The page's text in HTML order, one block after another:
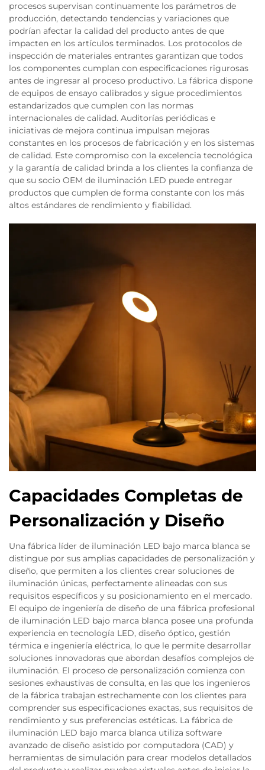
procesos supervisan continuamente los parámetros de
producción, detectando tendencias y variaciones que
podrían afectar la calidad del producto antes de que
impacten en los artículos terminados. Los protocolos de
inspección de materiales entrantes garantizan que todos
los componentes cumplan con especificaciones rigurosas
antes de ingresar al proceso productivo. La fábrica dispone
de equipos de ensayo calibrados y sigue procedimientos
estandarizados que cumplen con las normas
internacionales de calidad. Auditorías periódicas e
iniciativas de mejora continua impulsan mejoras
constantes en los procesos de fabricación y en los sistemas
de calidad. Este compromiso con la excelencia tecnológica
y la garantía de calidad brinda a los clientes la confianza de
que su socio OEM de iluminación LED puede entregar
productos que cumplen de forma constante con los más
altos estándares de rendimiento y fiabilidad.
Capacidades Completas de
Personalización y Diseño
Una fábrica líder de iluminación LED bajo marca blanca se
distingue por sus amplias capacidades de personalización y
diseño, que permiten a los clientes crear soluciones de
iluminación únicas, perfectamente alineadas con sus
requisitos específicos y su posicionamiento en el mercado.
El equipo de ingeniería de diseño de una fábrica profesional
de iluminación LED bajo marca blanca posee una profunda
experiencia en tecnología LED, diseño óptico, gestión
térmica e ingeniería eléctrica, lo que le permite desarrollar
soluciones innovadoras que abordan desafíos complejos de
iluminación. El proceso de personalización comienza con
sesiones exhaustivas de consulta, en las que los ingenieros
de la fábrica trabajan estrechamente con los clientes para
comprender sus especificaciones exactas, sus requisitos de
rendimiento y sus preferencias estéticas. La fábrica de
iluminación LED bajo marca blanca utiliza software
avanzado de diseño asistido por computadora (CAD) y
herramientas de simulación para crear modelos detallados